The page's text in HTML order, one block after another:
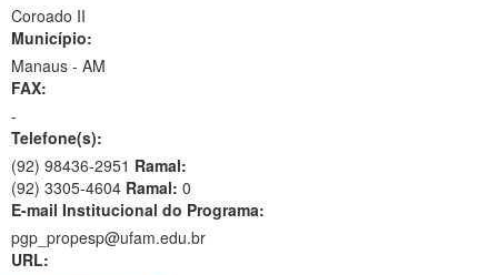
Coroado II
Município:
Manaus - AM
FAX:
-
Telefone(s):
(92) 98436-2951 Ramal:
(92) 3305-4604 Ramal: 0
E-mail Institucional do Programa:
pgp_propesp@ufam.edu.br
URL: